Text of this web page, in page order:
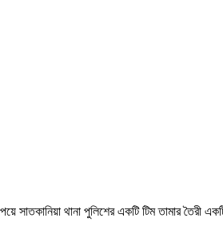
সাতকানিয়া থানা পুলিশের একটি টিম তামার